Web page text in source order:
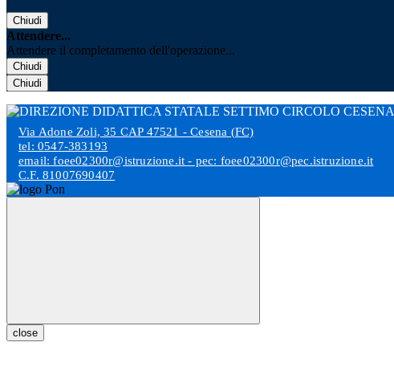
Chiudi
Attendere...
Attendere il completamento dell'operazione...
Chiudi
Chiudi
Via Adone Zoli, 35 CAP 47521 - Cesena (FC)
tel: 0547-383193
email: foee02300r@istruzione.it - pec: foee02300r@pec.istruzione.it
C.F. 81007690407
close